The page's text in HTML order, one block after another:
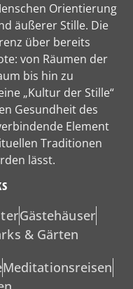
Orientierung
äußerer Stille. Die
über bereits
von Räumen der
bis hin zu
„Kultur der Stille“
Gesundheit des
Element
Traditionen
lässt.
Gästehäuser
& Gärten
Meditationsreisen